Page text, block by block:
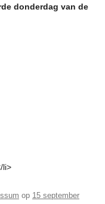
donderdag van de
li>
op 15 september